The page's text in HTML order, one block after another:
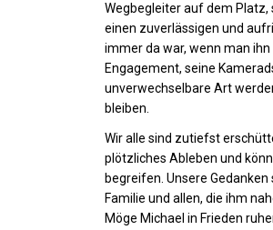
Wegbegleiter auf dem Platz,
einen zuverlässigen und
immer da war, wenn man
Engagement, seine
unverwechselbare Art
bleiben.
Wir alle sind zutiefst
plötzliches Ableben und
begreifen. Unsere Gedanken
Familie und allen, die ihm
Möge Michael in Frieden